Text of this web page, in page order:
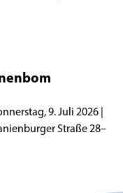
Jahren unter
eines
1983 die Idee, eine